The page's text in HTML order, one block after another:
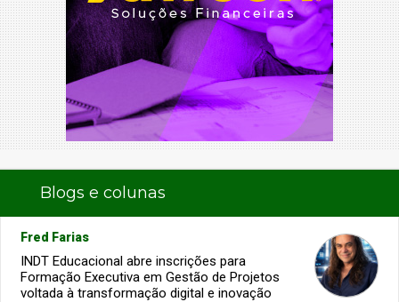
Blogs e colunas
Fred Farias
INDT Educacional abre inscrições para
Formação Executiva em Gestão de Projetos
voltada à transformação digital e inovação